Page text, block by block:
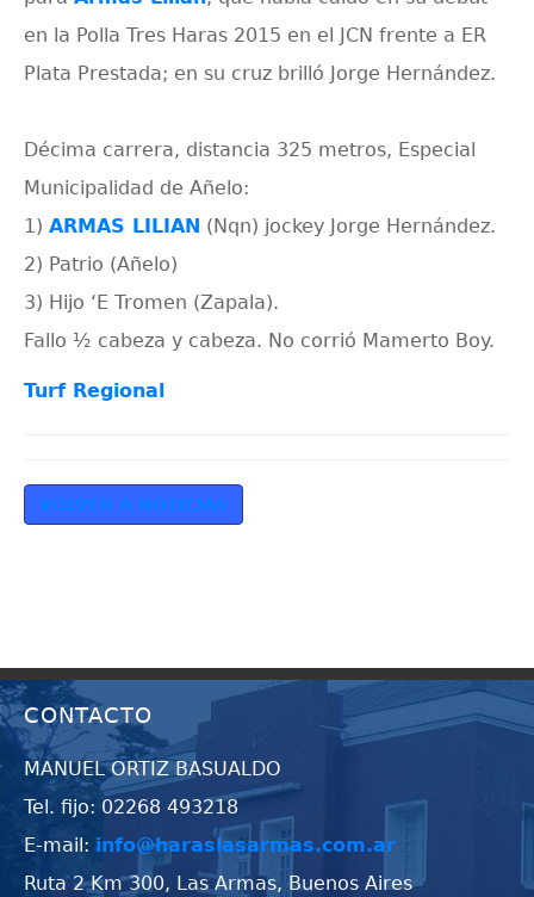
en la Polla Tres Haras 2015 en el JCN frente a ER
Plata Prestada; en su cruz brilló Jorge Hernández.
Décima carrera, distancia 325 metros, Especial
Municipalidad de Añelo:
1) ARMAS LILIAN (Nqn) jockey Jorge Hernández.
2) Patrio (Añelo)
3) Hijo ‘E Tromen (Zapala).
Fallo ½ cabeza y cabeza. No corrió Mamerto Boy.
Turf Regional
VOLVER A NOTICIAS
CONTACTO
MANUEL ORTIZ BASUALDO
Tel. fijo: 02268 493218
E-mail: info@haraslasarmas.com.ar
Ruta 2 Km 300, Las Armas, Buenos Aires